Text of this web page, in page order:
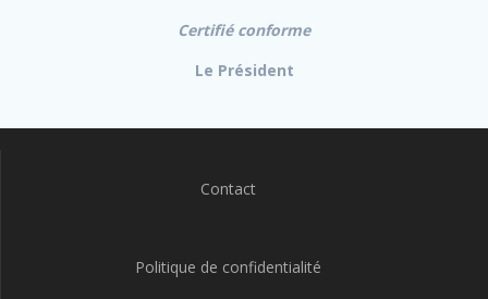
Certifié conforme
Le Président
Contact
Politique de confidentialité